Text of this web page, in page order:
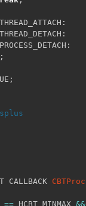
:
:
:
;
;
CALLBACK CBTProc
== HCBT_MINMAX &&